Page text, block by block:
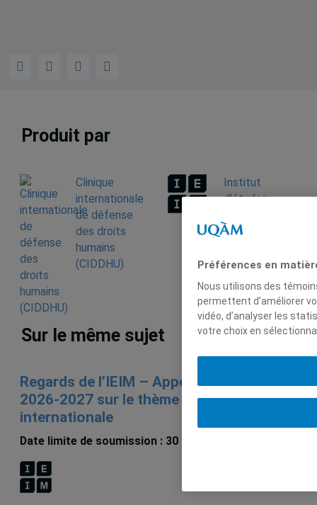
Produit par
Clinique
internationale
de défense
des droits
humains
(CIDDHU)
Institut
d'études
de Montréal
Sur le même sujet
Regards de l’IEIM – Appel à propositions
2026-2027 sur le thème de la sécurité
internationale
Date limite de soumission : 30 septembre 2026
Préférences en
Nous utilisons des
permettent d’améliorer
vidéo, d’analyser les
votre choix en